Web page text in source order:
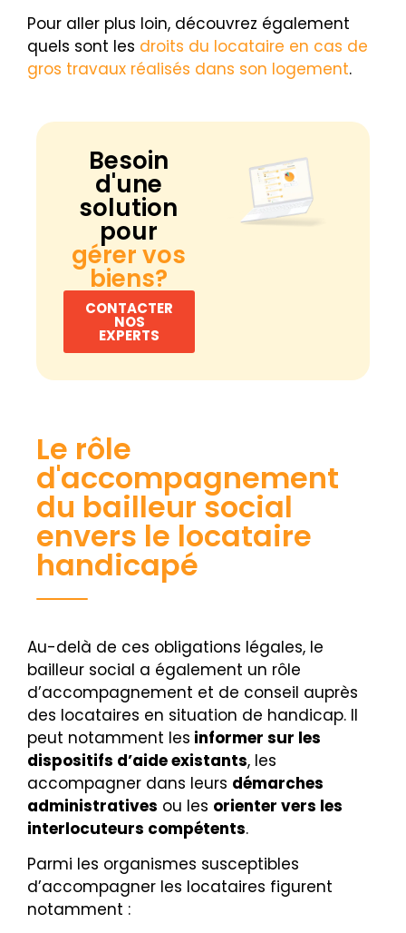
Pour aller plus loin, découvrez également
quels sont les droits du locataire en cas de
gros travaux réalisés dans son logement.
Besoin
d'une
solution
pour
gérer vos
biens?
CONTACTER
NOS
EXPERTS
Le rôle
d'accompagnement
du bailleur social
envers le locataire
handicapé
Au-delà de ces obligations légales, le
bailleur social a également un rôle
d’accompagnement et de conseil auprès
des locataires en situation de handicap. Il
peut notamment les informer sur les
dispositifs d’aide existants, les
accompagner dans leurs démarches
administratives ou les orienter vers les
interlocuteurs compétents.
Parmi les organismes susceptibles
d’accompagner les locataires figurent
notamment :